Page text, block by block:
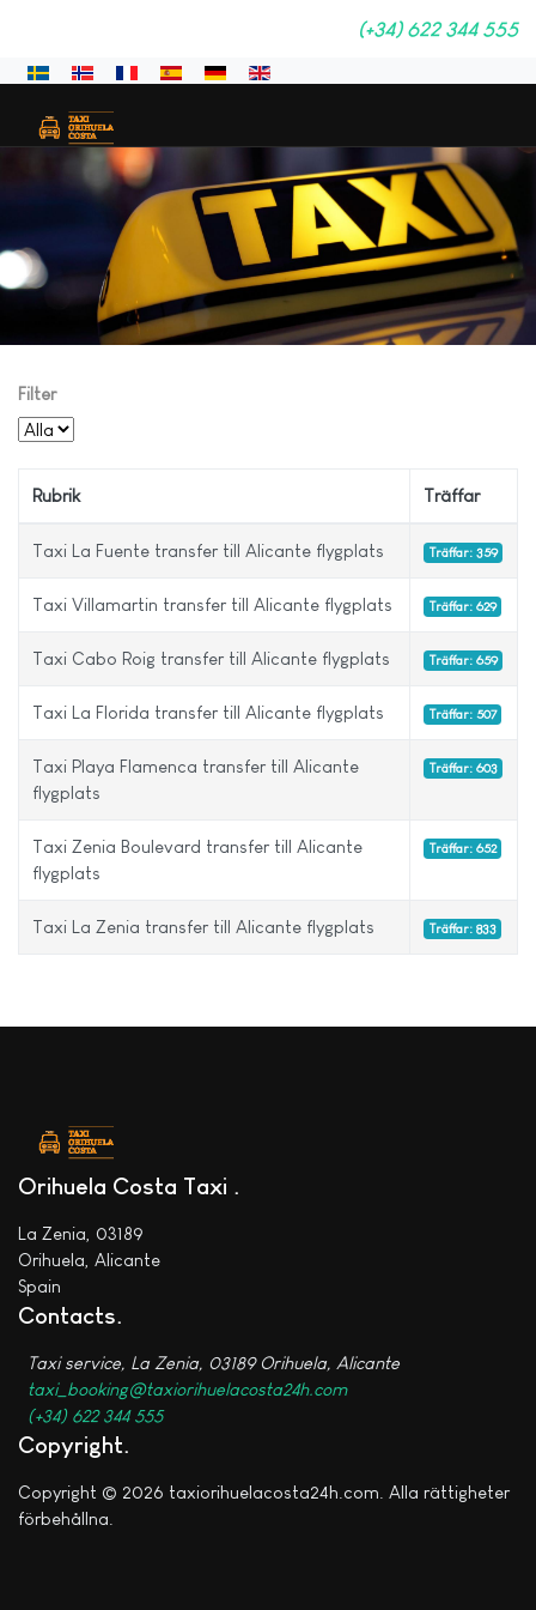
(+34) 622 344 555
Välj ditt språk
Filter
Visa #
Rubrik Träffar
Taxi La Fuente transfer till Alicante flygplats Träffar: 359
Taxi Villamartin transfer till Alicante flygplats Träffar: 629
Taxi Cabo Roig transfer till Alicante flygplats Träffar: 659
Taxi La Florida transfer till Alicante flygplats Träffar: 507
Taxi Playa Flamenca transfer till Alicante
flygplats
Träffar: 603
Taxi Zenia Boulevard transfer till Alicante
flygplats
Träffar: 652
Taxi La Zenia transfer till Alicante flygplats Träffar: 833
Orihuela Costa Taxi
La Zenia, 03189
Orihuela, Alicante
Spain
Contacts
Taxi service, La Zenia, 03189 Orihuela, Alicante
taxi_booking@taxiorihuelacosta24h.com
(+34) 622 344 555
Copyright
Copyright © 2026 taxiorihuelacosta24h.com. Alla rättigheter
förbehållna.